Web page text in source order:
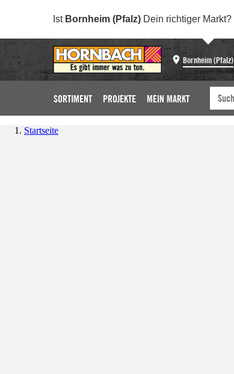
Ist Bornheim (Pfalz) Dein richtiger Markt?
Bornheim (Pfalz)
SORTIMENT PROJEKTE MEIN MARKT
Startseite